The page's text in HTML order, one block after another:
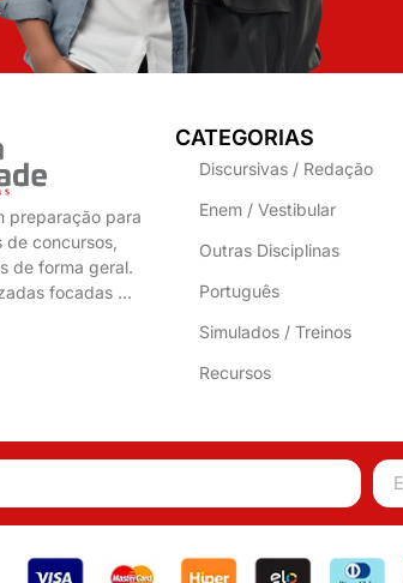
preparação para
concursos,
de forma geral.
focadas …
CATEGORIAS
Discursivas / Redação
Enem / Vestibular
Outras Disciplinas
Português
Simulados / Treinos
Recursos